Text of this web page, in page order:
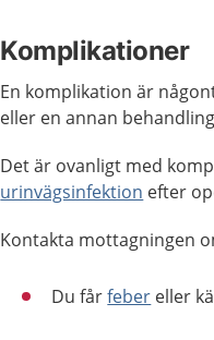
Komplikationer
En komplikation är
eller en annan
Det är ovanligt med
urinvägsinfektion efter
Kontakta mottagningen
Du fårfeber eller